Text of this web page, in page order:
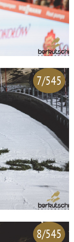
7/545
8/545